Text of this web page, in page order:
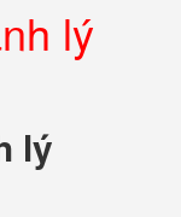
lý
lý